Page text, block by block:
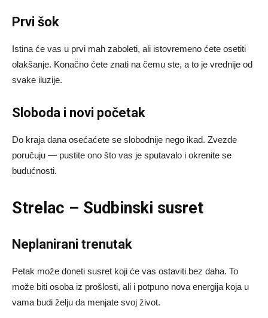
Prvi šok
Istina će vas u prvi mah zaboleti, ali istovremeno ćete osetiti
olakšanje. Konačno ćete znati na čemu ste, a to je vrednije od
svake iluzije.
Sloboda i novi početak
Do kraja dana osećaćete se slobodnije nego ikad. Zvezde
poručuju — pustite ono što vas je sputavalo i okrenite se
budućnosti.
Strelac – Sudbinski susret
Neplanirani trenutak
Petak može doneti susret koji će vas ostaviti bez daha. To
može biti osoba iz prošlosti, ali i potpuno nova energija koja u
vama budi želju da menjate svoj život.